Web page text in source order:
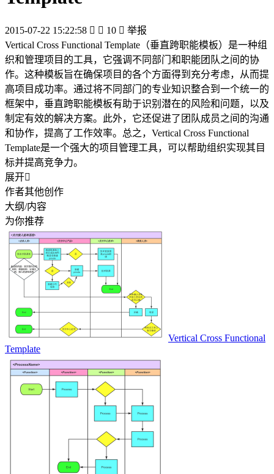
2015-07-22 15:22:58   10  举报
Vertical Cross Functional Template（垂直跨职能模板）是一种组
织和管理项目的工具，它强调不同部门和职能团队之间的协
作。这种模板旨在确保项目的各个方面得到充分考虑，从而提
高项目成功率。通过将不同部门的专业知识整合到一个统一的
框架中，垂直跨职能模板有助于识别潜在的风险和问题，以及
制定有效的解决方案。此外，它还促进了团队成员之间的沟通
和协作，提高了工作效率。总之，Vertical Cross Functional
Template是一个强大的项目管理工具，可以帮助组织实现其目
标并提高竞争力。
展开
作者其他创作
大纲/内容
为你推荐
Vertical Cross Functional
Template